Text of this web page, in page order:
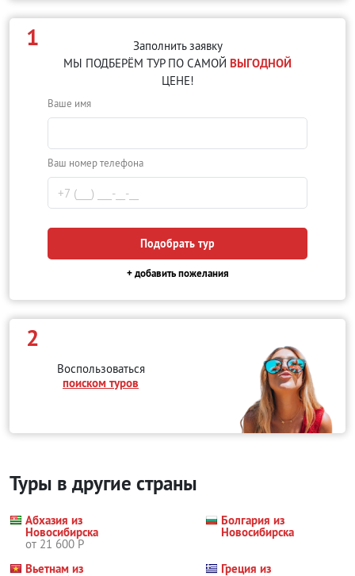
1
Заполнить заявку
МЫ ПОДБЕРЁМ ТУР ПО САМОЙ ВЫГОДНОЙ
ЦЕНЕ!
Ваше имя
Ваш номер телефона
Подобрать тур
+ добавить пожелания
2
Воспользоваться
поиском туров
Туры в другие страны
Абхазия из
Новосибирска
от 21 600 Р
Болгария из
Новосибирска
Вьетнам из Греция из